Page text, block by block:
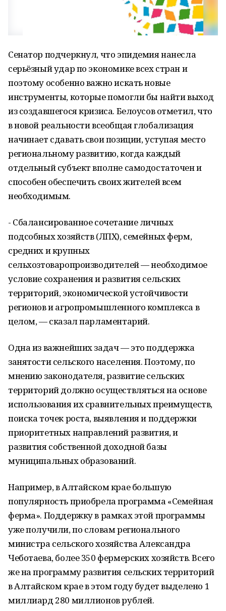
Сенатор подчеркнул, что эпидемия нанесла
серьёзный удар по экономике всех стран и
поэтому особенно важно искать новые
инструменты, которые помогли бы найти выход
из создавшегося кризиса. Белоусов отметил, что
в новой реальности всеобщая глобализация
начинает сдавать свои позиции, уступая место
региональному развитию, когда каждый
отдельный субъект вполне самодостаточен и
способен обеспечить своих жителей всем
необходимым.
- Сбалансированное сочетание личных
подсобных хозяйств (ЛПХ), семейных ферм,
средних и крупных
сельхозтоваропроизводителей — необходимое
условие сохранения и развития сельских
территорий, экономической устойчивости
регионов и агропромышленного комплекса в
целом, — сказал парламентарий.
Одна из важнейших задач — это поддержка
занятости сельского населения. Поэтому, по
мнению законодателя, развитие сельских
территорий должно осуществляться на основе
использования их сравнительных преимуществ,
поиска точек роста, выявления и поддержки
приоритетных направлений развития, и
развития собственной доходной базы
муниципальных образований.
Например, в Алтайском крае большую
популярность приобрела программа «Семейная
ферма». Поддержку в рамках этой программы
уже получили, по словам регионального
министра сельского хозяйства Александра
Чеботаева, более 350 фермерских хозяйств. Всего
же на программу развития сельских территорий
в Алтайском крае в этом году будет выделено 1
миллиард 280 миллионов рублей.